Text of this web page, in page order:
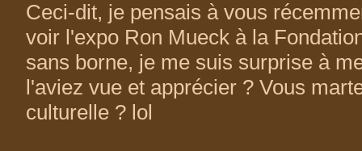
Ceci-dit, je pensais à vous
voir l'expo Ron Mueck à la
sans borne, je me suis surprise à
l'aviez vue et apprécier ? Vous
culturelle ? lol